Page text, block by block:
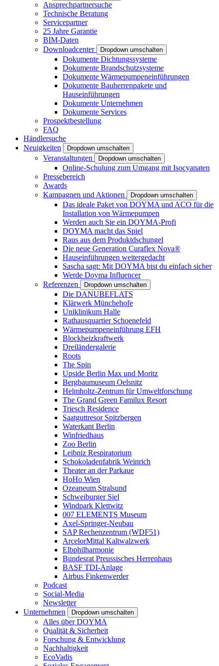
Ansprechpartnersuche
Technische Beratung
Servicepartner
25 Jahre Garantie
BIM-Daten
Downloadcenter
Dropdown umschalten
Dokumente Dichtungssysteme
Dokumente Brandschutzsysteme
Dokumente Wärmepumpeneinführungen
Dokumente Bauherrenpakete und
Hauseinführungen
Dokumente Unternehmen
Dokumente Services
Prospektbestellung
FAQ
Händlersuche
Neuigkeiten
Dropdown umschalten
Veranstaltungen Dropdown umschalten
Online-Schulung zum Umgang mit Isocyanaten
Pressebereich
Awards
Kampagnen und Aktionen
Dropdown umschalten
Das ideale Paket von DOYMA und ACO für die
Installation von Wärmepumpen
Werden auch Sie ein DOYMA-Profi
DOYMA macht das Spiel
Raus aus dem Produktdschungel
Die neue Generation Curaflex Nova®
Hauseinführungen weitergedacht
Sascha sagt: Mit DOYMA bist du einfach sicher
Werde Doyma Influencer
Referenzen
Dropdown umschalten
Die DANUBEFLATS
Klärwerk Münchehofe
Uniklinikum Halle
Rathausquartier Schoenefeld
Wärmepumpeneinführung EFH
Blockheizkraftwerk
Dreiländergalerie
Roots
The Spin
Upside Berlin Max und Moritz
Bergbaumuseum Oelsnitz
Helmholtz-Zentrum für Umweltforschung
The Grand Green Familux Resort
Triesch Residence
Saatguttresor Spitzbergen
Waterkant Berlin
Winfriedhaus
Zoo Berlin
Leibniz Respiratorium
Schokoladenfabrik Weinrich
Theater an der Parkaue
HoHo Wien
Ozeaneum Stralsund
Schweiburger Siel
Windpark Klettwitz
007 ELEMENTS Museum
Axel-Springer-Neubau
SAP Rechenzentrum (WDF51)
ArcelorMittal Kaltwalzwerk
Elbphilharmonie
Bundesrat Preussisches Herrenhaus
BASF TDI-Anlage
Airbus Finkenwerder
Podcast
Social-Media
Newsletter
Unternehmen
Dropdown umschalten
Alles über DOYMA
Qualität & Sicherheit
Forschung & Entwicklung
Nachhaltigkeit
EcoVadis